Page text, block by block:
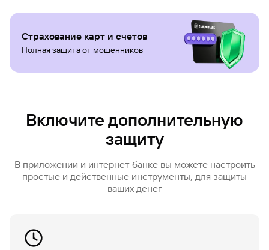
Страхование карт и счетов
Полная защита от мошенников
Включите дополнительную
защиту
В приложении и интернет-банке вы можете настроить
простые и действенные инструменты, для защиты
ваших денег